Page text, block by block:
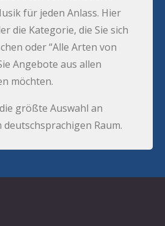
für jeden Anlass. Hier
die Kategorie, die Sie sich
oder “Alle Arten von
Angebote aus allen
möchten.
größte Auswahl an
Raum.